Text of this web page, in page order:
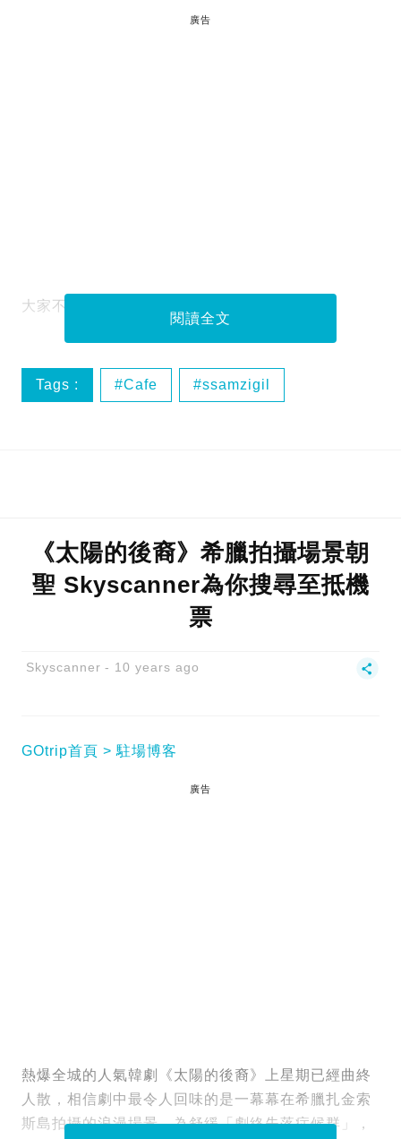
廣告
大家不要誤會啦~
閱讀全文
Tags : Cafe ssamzigil
《太陽的後裔》希臘拍攝場景朝
聖 Skyscanner為你搜尋至抵機
票
Skyscanner 10 years ago
GOtrip首頁 駐場博客
廣告
熱爆全城的人氣韓劇《太陽的後裔》上星期已經曲終
人散，相信劇中最令人回味的是一幕幕在希臘扎金索
斯島拍攝的浪漫場景。為舒緩「劇終失落症候群」，